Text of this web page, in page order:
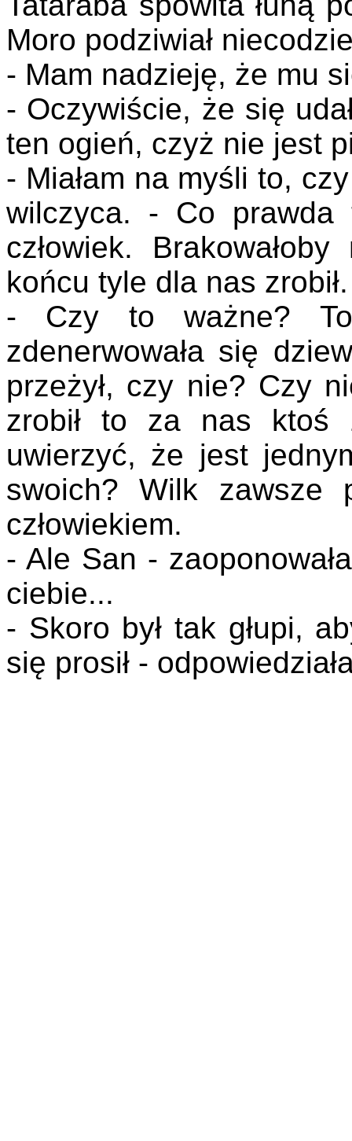
Moro podziwiał
- Mam nadzieję, że mu
- Oczywiście, że się
ten ogień, czyż nie jest
- Miałam na myśli to,
wilczyca. - Co prawda
człowiek.
końcu tyle dla nas
- Czy to ważne?
zdenerwowała się
przeżył, czy nie? Czy
zrobił to za nas ktoś
uwierzyć, że jest
swoich? Wilk zawsze
człowiekiem.
- Ale San -
ciebie...
- Skoro był tak głupi,
się prosił -